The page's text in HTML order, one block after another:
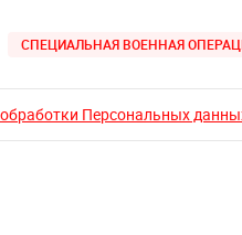
СПЕЦИАЛЬНАЯ ВОЕННАЯ
Персональных